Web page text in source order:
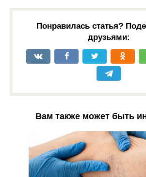
Понравилась статья?
друзьями:
Вам также может быть